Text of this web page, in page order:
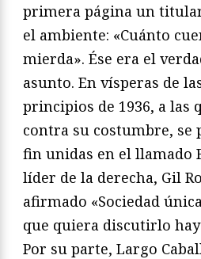
primera página un
el ambiente: «Cuánto
mierda». Ése era el
asunto. En vísperas de
principios de 1936, a las
contra su costumbre, se
fin unidas en el llamado
líder de la derecha, Gil
afirmado «Sociedad
que quiera discutirlo
Por su parte, Largo